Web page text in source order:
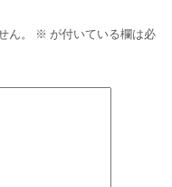
ん。 ※ が付いている欄は必